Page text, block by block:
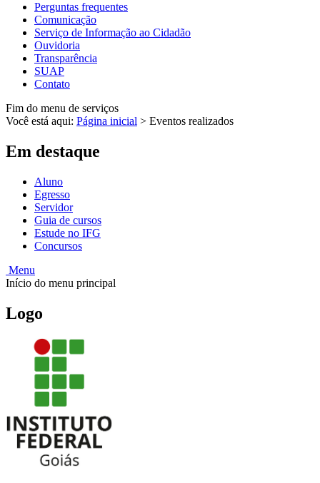
Perguntas frequentes
Comunicação
Serviço de Informação ao Cidadão
Ouvidoria
Transparência
SUAP
Contato
Fim do menu de serviços
Você está aqui: Página inicial > Eventos realizados
Em destaque
Aluno
Egresso
Servidor
Guia de cursos
Estude no IFG
Concursos
Menu
Início do menu principal
Logo